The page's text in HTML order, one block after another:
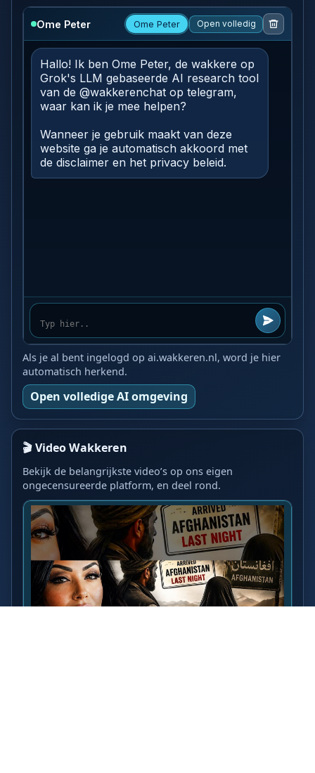
Als je al bent ingelogd op ai.wakkeren.nl, word je hier
automatisch herkend.
Open volledige AI omgeving
🎬 Video Wakkeren
Bekijk de belangrijkste video’s op ons eigen
ongecensureerde platform, en deel rond.